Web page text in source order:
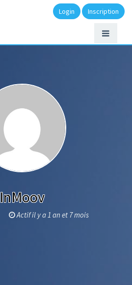
Login Inscription
InMoov
Actif il y a 1 an et 7 mois